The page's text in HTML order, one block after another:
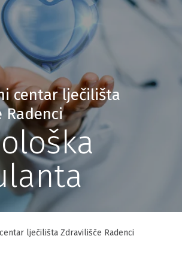
centar lječilišta
Radenci
lječilišta Zdravilišče Radenci